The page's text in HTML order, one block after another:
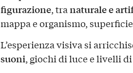
figurazione, tranaturale e
mappa e organismo,
L’esperienza visiva si
suoni, giochi di luce e livelli